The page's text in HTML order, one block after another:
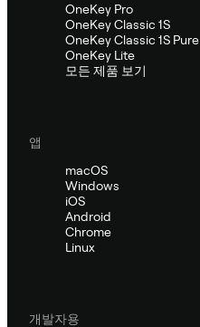
OneKey Pro
OneKey Classic 1S
OneKey Classic 1S Pure
OneKey Lite
모든 제품 보기
앱
macOS
Windows
iOS
Android
Chrome
Linux
개발자용